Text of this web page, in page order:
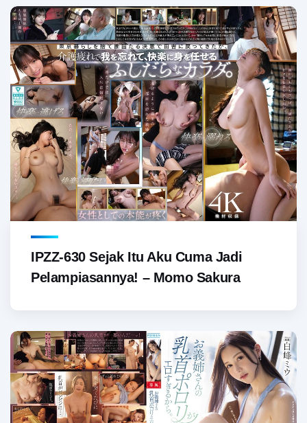
IPZZ-630 Sejak Itu Aku Cuma Jadi
Pelampiasannya! – Momo Sakura